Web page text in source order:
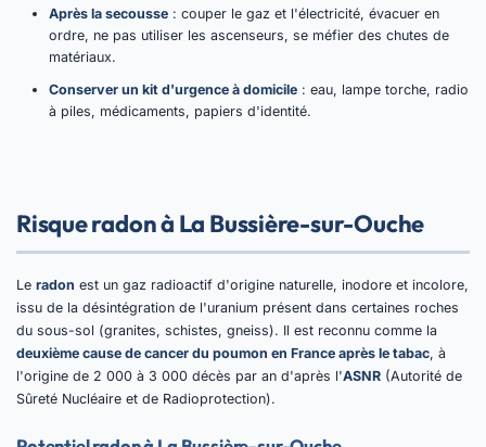
Après la secousse : couper le gaz et l'électricité, évacuer en
ordre, ne pas utiliser les ascenseurs, se méfier des chutes de
matériaux.
Conserver un kit d'urgence à domicile : eau, lampe torche, radio
à piles, médicaments, papiers d'identité.
Risque radon à La Bussière-sur-Ouche
Le radon est un gaz radioactif d'origine naturelle, inodore et incolore,
issu de la désintégration de l'uranium présent dans certaines roches
du sous-sol (granites, schistes, gneiss). Il est reconnu comme la
deuxième cause de cancer du poumon en France après le tabac, à
l'origine de 2 000 à 3 000 décès par an d'après l'ASNR (Autorité de
Sûreté Nucléaire et de Radioprotection).